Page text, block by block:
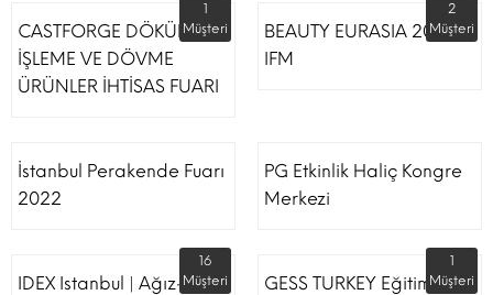
CASTFORGE DÖKÜM,
İŞLEME VE DÖVME
ÜRÜNLER İHTİSAS FUARI
1
Müşteri
BEAUTY EURASIA 2022
IFM
2
Müşteri
İstanbul Perakende Fuarı
2022
PG Etkinlik Haliç Kongre
Merkezi
IDEX Istanbul | Ağız-Diş
16
Müşteri
GESS TURKEY Eğitim
1
Müşteri